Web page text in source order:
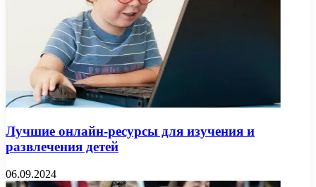
Лучшие онлайн-ресурсы для изучения и
развлечения детей
06.09.2024